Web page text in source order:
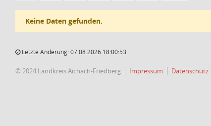
Keine Daten gefunden.
Letzte Änderung: 07.08.2026 18:00:53
© 2024 Landkreis Aichach-Friedberg Impressum Datenschutz